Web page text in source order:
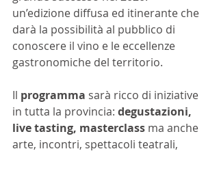
un’edizione diffusa ed itinerante che
darà la possibilità al pubblico di
conoscere il vino e le eccellenze
gastronomiche del territorio.
Il programma sarà ricco di iniziative
in tutta la provincia: degustazioni,
live tasting, masterclass ma anche
arte, incontri, spettacoli teatrali,